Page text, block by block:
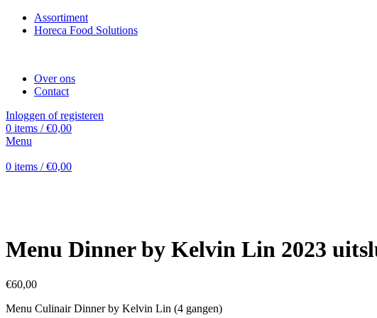
Assortiment
Horeca Food Solutions
Over ons
Contact
Inloggen of registeren
0 items / €0,00
Menu
0 items / €0,00
Menu Dinner by Kelvin Lin 2023
€60,00
Menu Culinair Dinner by Kelvin Lin (4 gangen)